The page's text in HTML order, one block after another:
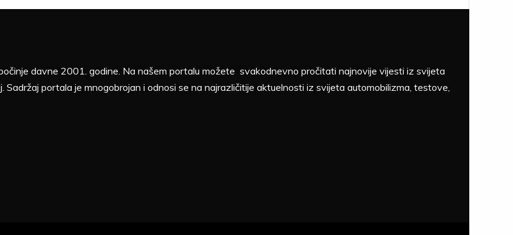
davne 2001. godine. Na našem portalu možete svakodnevno pročitati najnovije vijesti iz svijeta
portala je mnogobrojan i odnosi se na najrazličitije aktuelnosti iz svijeta automobilizma, testove,